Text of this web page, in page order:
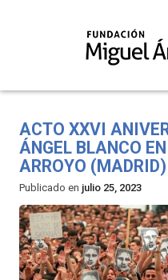
ACTO XXVI
ÁNGEL BLANCO
ARROYO (MADRID)
Publicado en julio 25, 2023